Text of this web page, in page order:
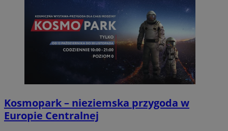
Kosmopark – nieziemska przygoda w
Europie Centralnej